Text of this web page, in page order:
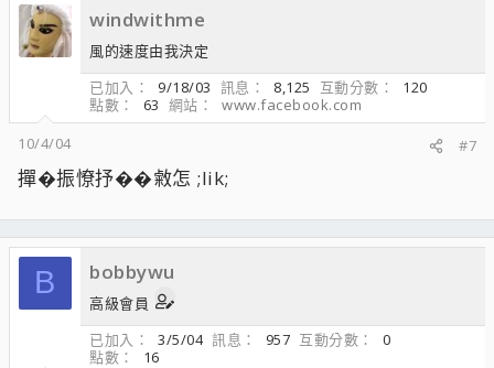
windwithme
風的速度由我決定
已加入
9/18/03 訊息 8,125 互動分數
120
點數
63 網站
www.facebook.com
10/4/04
#7
撣�振憭抒��敹怎 ;lik;
B bobbywu
高級會員
已加入
3/5/04 訊息 957 互動分數
0
點數
16